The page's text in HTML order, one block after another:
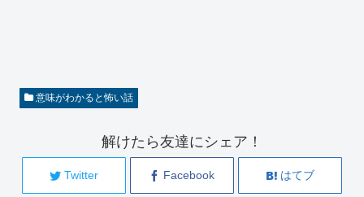
意味がわかると怖い話
解けたら友達にシェア！
Twitter Facebook はてブ